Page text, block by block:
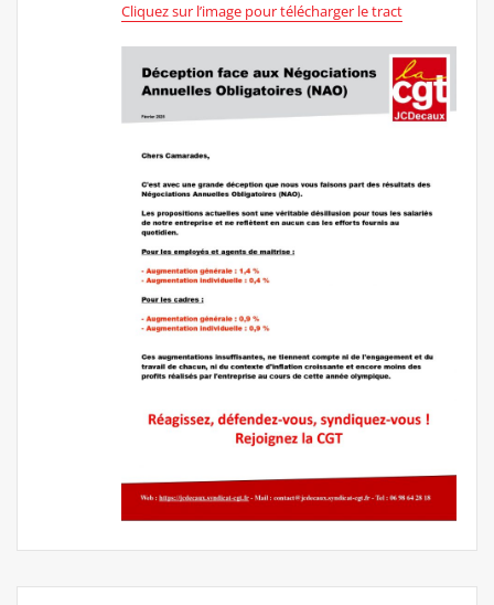
Cliquez sur l’image pour télécharger le tract